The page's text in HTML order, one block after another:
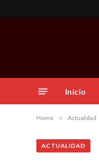
Inicio
Home » Actualidad
ACTUALIDAD